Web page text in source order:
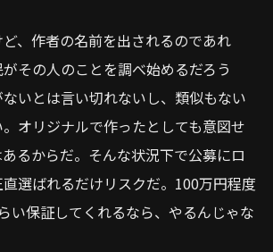
、作者の名前を出されるのであれ
その人のことを調べ始めるだろう
いとは言い切れないし、類似もない
オリジナルで作ったとしても意図せ
るからだ。そんな状況下で公募にロ
選ばれるだけリスクだ。100万円程度
い保証してくれるなら、やるんじゃな